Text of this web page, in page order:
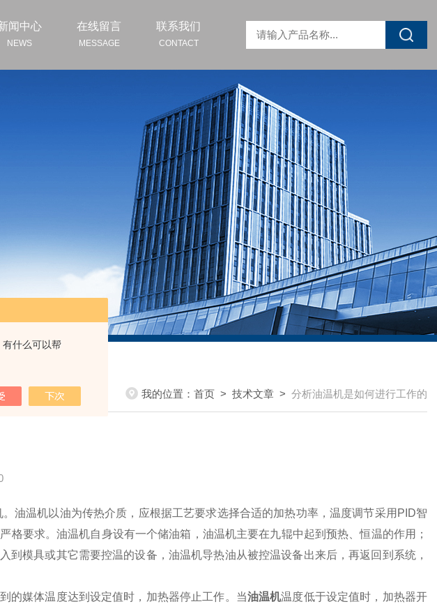
什么可以帮
闻中心
NEWS
在线留言
MESSAGE
联系我们
CONTACT
我的位置： 首页 > 技术文章 > 分析油温机是如何进行工作的
油温机以油为传热介质，应根据工艺要求选择合适的加热功率，温度调节采用PID智
要求。油温机自身设有一个储油箱，油温机主要在九辊中起到预热、恒温的作用；
到模具或其它需要控温的设备，油温机导热油从被控温设备出来后，再返回到系统，
媒体温度达到设定值时，加热器停止工作。当油温机温度低于设定值时，加热器开